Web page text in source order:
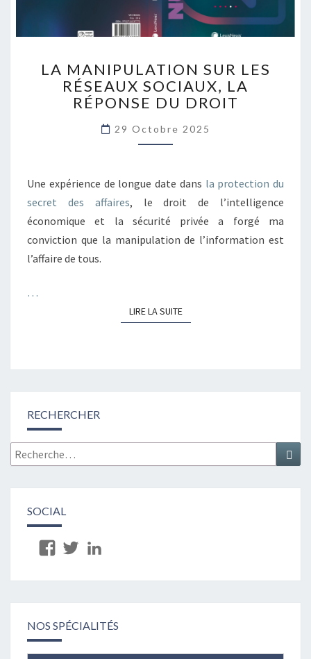
MANIPULATION
SUR
LES
SOCIAUX,
LA
DU
DROIT
LA MANIPULATION SUR LES
RÉSEAUX SOCIAUX, LA
RÉPONSE DU DROIT
29 Octobre 2025
Une expérience de longue date dans la protection du
secret des affaires, le droit de l’intelligence
économique et la sécurité privée a forgé ma
conviction que la manipulation de l’information est
l’affaire de tous.
…
LIRE LA SUITELIRE LA SUITE
RECHERCHER
Recherche
:
SOCIAL
View
du-
MANOIR-
de-
JUAYE-
View
profile
on
Twitter
profile
on
LinkedIn
NOS SPÉCIALITÉS